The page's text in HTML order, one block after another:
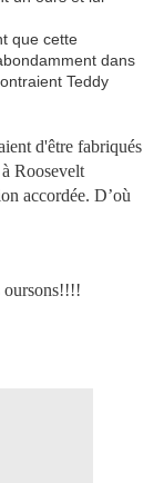
que cette
dans
Teddy
d'être fabriqués
Roosevelt
accordée. D’où
oursons!!!!